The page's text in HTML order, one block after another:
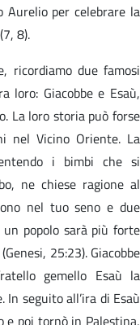
Aurelio per celebrare la
8).
ricordiamo due famosi
loro: Giacobbe e Esaù,
La loro storia può forse
nel Vicino Oriente. La
i bimbi che si
ne chiese ragione al
nel tuo seno e due
popolo sarà più forte
25:23). Giacobbe
gemello Esaù la
seguito all’ira di Esaù
e poi tornò in Palestina,